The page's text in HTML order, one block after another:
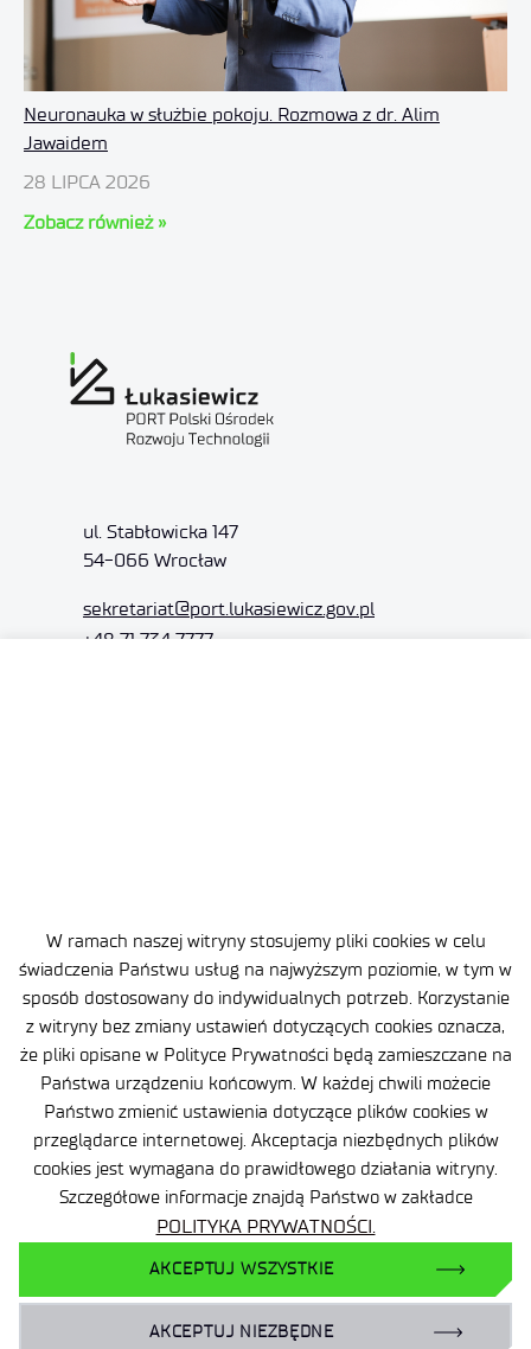
W ramach naszej witryny stosujemy pliki cookies w celu
świadczenia Państwu usług na najwyższym poziomie, w tym w
sposób dostosowany do indywidualnych potrzeb. Korzystanie
z witryny bez zmiany ustawień dotyczących cookies oznacza,
że pliki opisane w Polityce Prywatności będą zamieszczane na
Państwa urządzeniu końcowym. W każdej chwili możecie
Państwo zmienić ustawienia dotyczące plików cookies w
przeglądarce internetowej. Akceptacja niezbędnych plików
cookies jest wymagana do prawidłowego działania witryny.
Szczegółowe informacje znajdą Państwo w zakładce
POLITYKA PRYWATNOŚCI.
AKCEPTUJ WSZYSTKIE
AKCEPTUJ NIEZBĘDNE
Neuronauka w służbie pokoju. Rozmowa z dr. Alim
Jawaidem
28 LIPCA 2026
Zobacz również »
ul. Stabłowicka 147
54-066 Wrocław
sekretariat@port.lukasiewicz.gov.pl
+48 71 734 7777
Baza Wiedzy
Projekty
Ogrody Doświadczeń
Branżowy Punkt Kontaktowy
BIP
Deklaracja dostępności
Dane osobowe
Polityka prywatności
Mapa serwisu
Sieć Eduroam
Plan Równości Płci